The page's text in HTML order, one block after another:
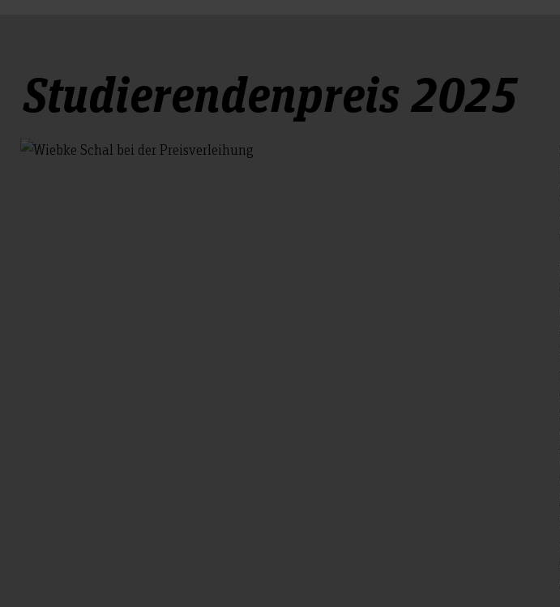
Studierendenpreis 2025